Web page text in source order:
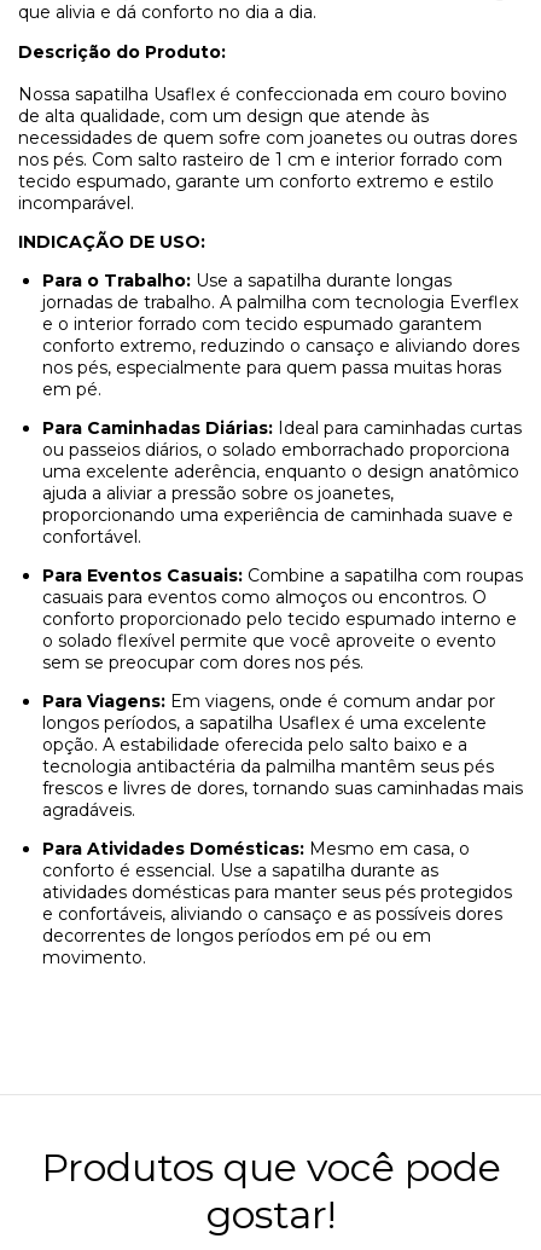
que alivia e dá conforto no dia a dia.
Descrição do Produto:
Nossa sapatilha Usaflex é confeccionada em couro bovino
de alta qualidade, com um design que atende às
necessidades de quem sofre com joanetes ou outras dores
nos pés. Com salto rasteiro de 1 cm e interior forrado com
tecido espumado, garante um conforto extremo e estilo
incomparável.
INDICAÇÃO DE USO:
Para o Trabalho: Use a sapatilha durante longas
jornadas de trabalho. A palmilha com tecnologia Everflex
e o interior forrado com tecido espumado garantem
conforto extremo, reduzindo o cansaço e aliviando dores
nos pés, especialmente para quem passa muitas horas
em pé.
Para Caminhadas Diárias: Ideal para caminhadas curtas
ou passeios diários, o solado emborrachado proporciona
uma excelente aderência, enquanto o design anatômico
ajuda a aliviar a pressão sobre os joanetes,
proporcionando uma experiência de caminhada suave e
confortável.
Para Eventos Casuais: Combine a sapatilha com roupas
casuais para eventos como almoços ou encontros. O
conforto proporcionado pelo tecido espumado interno e
o solado flexível permite que você aproveite o evento
sem se preocupar com dores nos pés.
Para Viagens: Em viagens, onde é comum andar por
longos períodos, a sapatilha Usaflex é uma excelente
opção. A estabilidade oferecida pelo salto baixo e a
tecnologia antibactéria da palmilha mantêm seus pés
frescos e livres de dores, tornando suas caminhadas mais
agradáveis.
Para Atividades Domésticas: Mesmo em casa, o
conforto é essencial. Use a sapatilha durante as
atividades domésticas para manter seus pés protegidos
e confortáveis, aliviando o cansaço e as possíveis dores
decorrentes de longos períodos em pé ou em
movimento.
Produtos que você pode
gostar!